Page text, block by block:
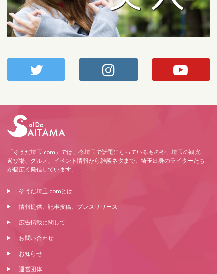
「そうだ埼玉.com」では、今埼玉で話題になっているものや、埼玉の観光、
遊び場、グルメ、イベント情報から雑談ネタまで、埼玉出身のライターたち
が幅広く発信しています。
そうだ埼玉.comとは
情報提供、記事投稿、プレスリリース
広告掲載に関して
お問い合わせ
お知らせ
運営団体